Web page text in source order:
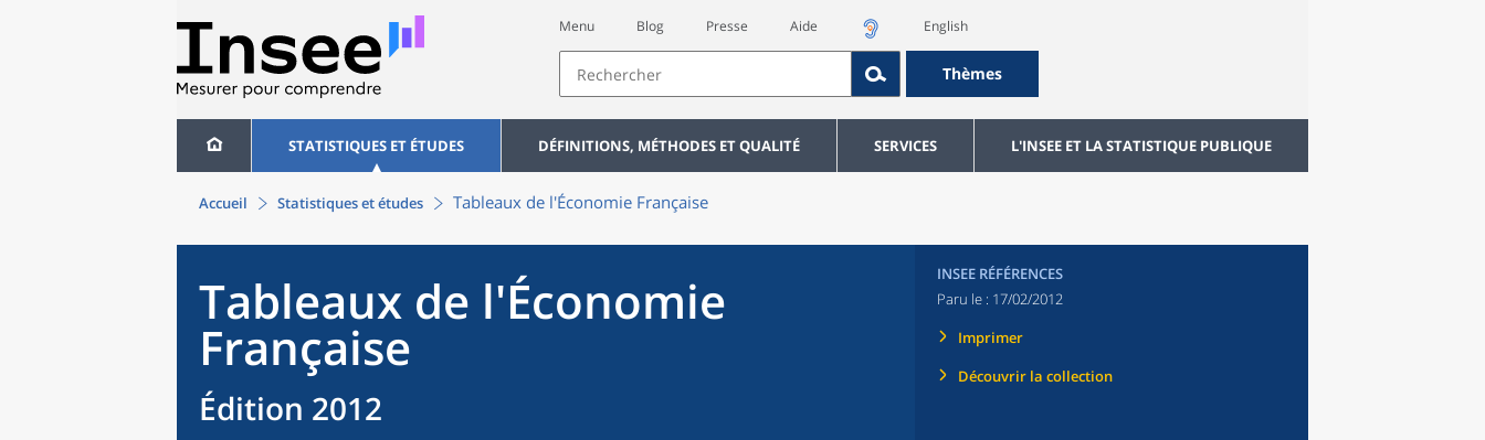
Menu Blog Presse Aide English
Thèmes
STATISTIQUES ET ÉTUDES DÉFINITIONS, MÉTHODES ET QUALITÉ SERVICES L'INSEE ET LA STATISTIQUE PUBLIQUE
Accueil Statistiques et études Tableaux de l'Économie Française
Tableaux de l'Économie
Française
Édition 2012
INSEE RÉFÉRENCES
Paru le : 17/02/2012
Imprimer
Découvrir la collection